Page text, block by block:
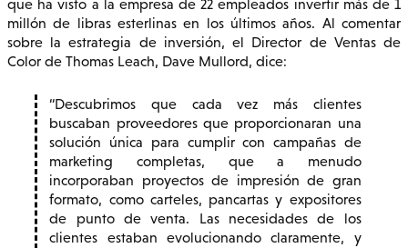
que ha visto a la empresa de 22 empleados invertir más de 1
millón de libras esterlinas en los últimos años. Al comentar
sobre la estrategia de inversión, el Director de Ventas de
Color de Thomas Leach, Dave Mullord, dice:
Descubrimos que cada vez más clientes
buscaban proveedores que proporcionaran una
solución única para cumplir con campañas de
marketing completas, que a menudo
incorporaban proyectos de impresión de gran
formato, como carteles, pancartas y expositores
de punto de venta. Las necesidades de los
clientes estaban evolucionando claramente, y